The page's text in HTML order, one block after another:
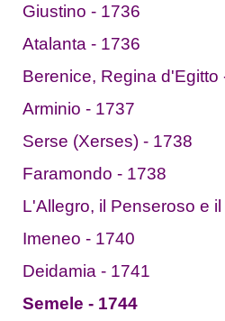
Giustino - 1736
Atalanta - 1736
Berenice, Regina d'Egitto
Arminio - 1737
Serse (Xerses) - 1738
Faramondo - 1738
L'Allegro, il Penseroso e
Imeneo - 1740
Deidamia - 1741
Semele - 1744